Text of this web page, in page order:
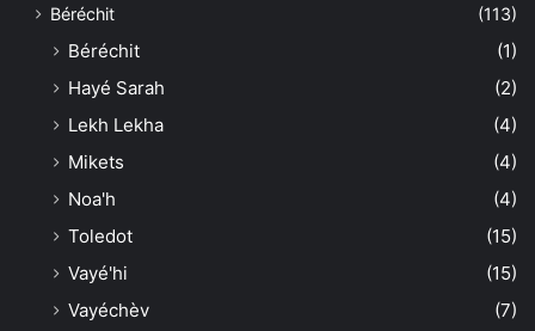
Béréchit (113)
Béréchit
(1)
Hayé Sarah
(2)
Lekh Lekha
(4)
Mikets
(4)
Noa'h
(4)
Toledot
(15)
Vayé'hi
(15)
Vayéchèv
(7)